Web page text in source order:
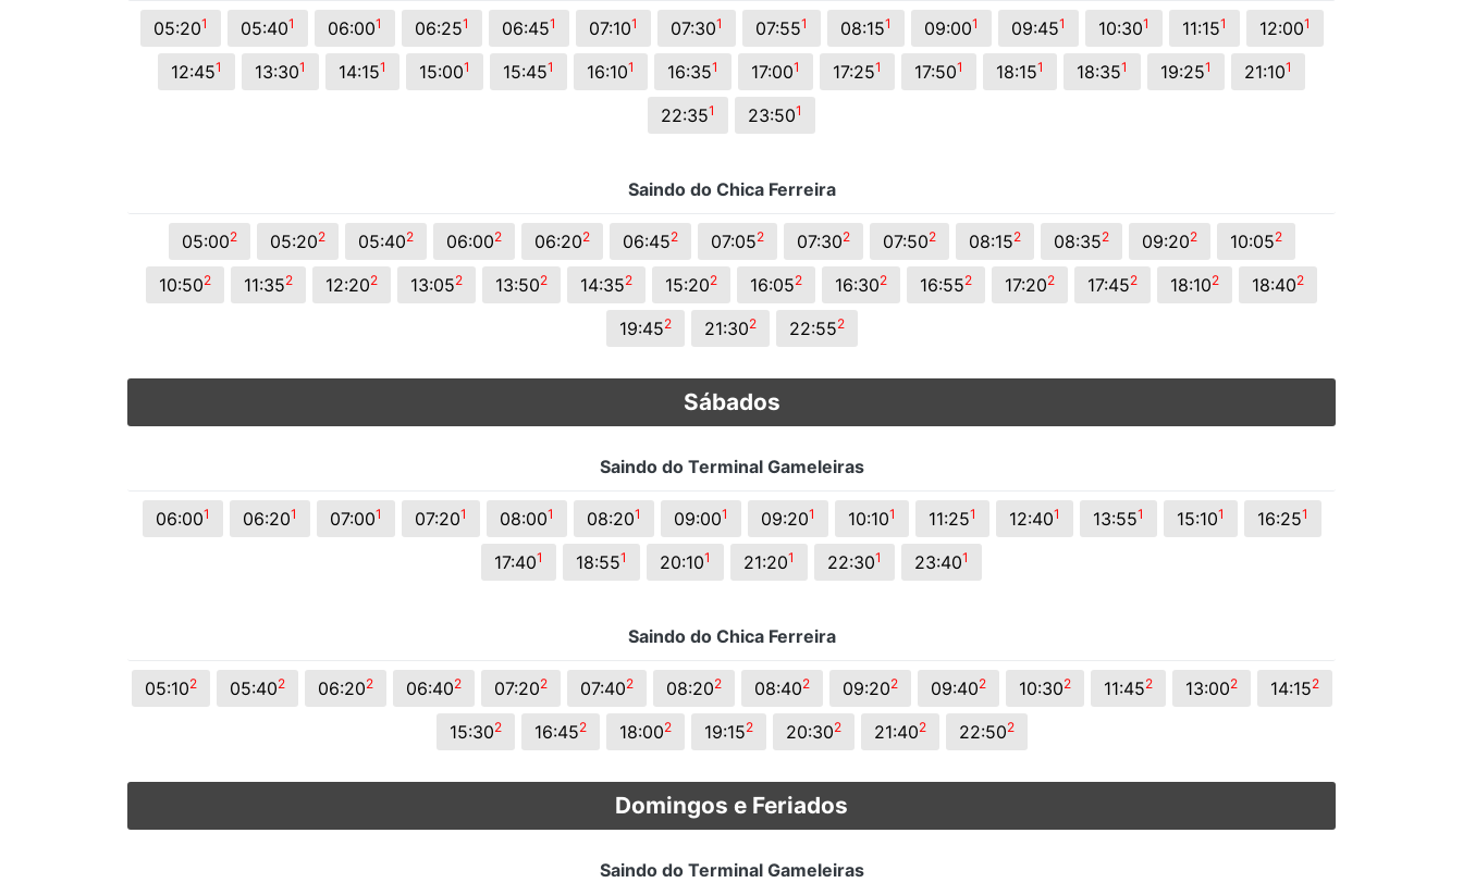
© 2026 Viva City Serviços Digitais Ltda. Todos os direitos reservados.
05:201 05:401 06:001 06:251 06:451 07:101 07:301 07:551 08:151 09:001 09:451 10:301 11:151 12:001
12:451 13:301 14:151 15:001 15:451 16:101 16:351 17:001 17:251 17:501 18:151 18:351 19:251 21:101
22:351 23:501
Saindo do Chica Ferreira
05:002 05:202 05:402 06:002 06:202 06:452 07:052 07:302 07:502 08:152 08:352 09:202 10:052
10:502 11:352 12:202 13:052 13:502 14:352 15:202 16:052 16:302 16:552 17:202 17:452 18:102 18:402
19:452 21:302 22:552
Sábados
Saindo do Terminal Gameleiras
06:001 06:201 07:001 07:201 08:001 08:201 09:001 09:201 10:101 11:251 12:401 13:551 15:101 16:251
17:401 18:551 20:101 21:201 22:301 23:401
Saindo do Chica Ferreira
05:102 05:402 06:202 06:402 07:202 07:402 08:202 08:402 09:202 09:402 10:302 11:452 13:002 14:152
15:302 16:452 18:002 19:152 20:302 21:402 22:502
Domingos e Feriados
Saindo do Terminal Gameleiras